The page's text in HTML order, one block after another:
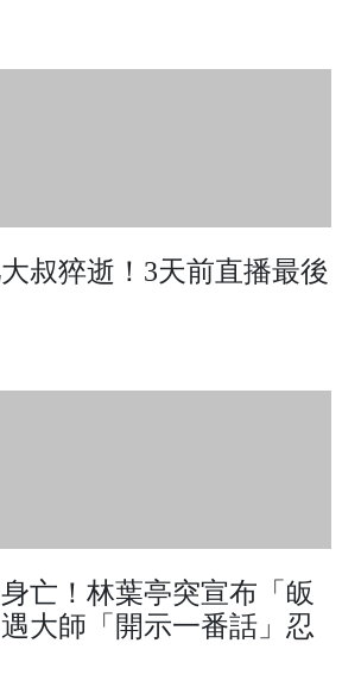
叔猝逝！3天前直播最後
亡！林葉亭突宣布「皈
大師「開示一番話」忍